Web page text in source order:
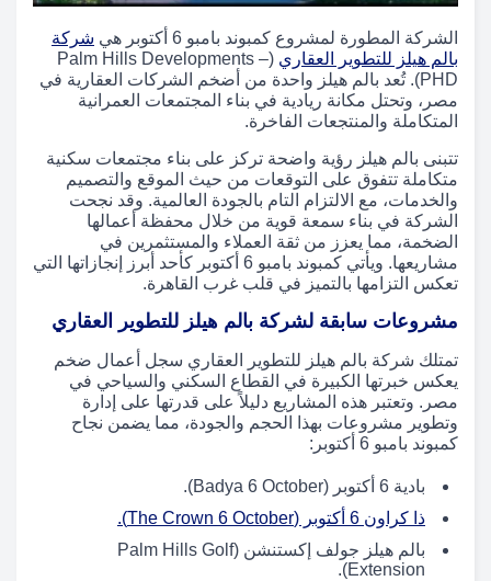
الشركة المطورة لمشروع كمبوند بامبو 6 أكتوبر هي
شركة
بالم هيلز للتطوير العقاري (Palm Hills Developments –
PHD). تُعد بالم هيلز واحدة من أضخم الشركات العقارية في
مصر، وتحتل مكانة ريادية في بناء المجتمعات العمرانية
المتكاملة والمنتجعات الفاخرة.
تتبنى بالم هيلز رؤية واضحة تركز على بناء مجتمعات سكنية
متكاملة تتفوق على التوقعات من حيث الموقع والتصميم
والخدمات، مع الالتزام التام بالجودة العالمية. وقد نجحت
الشركة في بناء سمعة قوية من خلال محفظة أعمالها
الضخمة، مما يعزز من ثقة العملاء والمستثمرين في
مشاريعها. ويأتي كمبوند بامبو 6 أكتوبر كأحد أبرز إنجازاتها التي
تعكس التزامها بالتميز في قلب غرب القاهرة.
مشروعات سابقة لشركة بالم هيلز للتطوير العقاري
تمتلك شركة بالم هيلز للتطوير العقاري سجل أعمال ضخم
يعكس خبرتها الكبيرة في القطاع السكني والسياحي في
مصر. وتعتبر هذه المشاريع دليلاً على قدرتها على إدارة
وتطوير مشروعات بهذا الحجم والجودة، مما يضمن نجاح
كمبوند بامبو 6 أكتوبر:
بادية 6 أكتوبر (Badya 6 October).
ذا كراون 6 أكتوبر (The Crown 6 October).
بالم هيلز جولف إكستنشن (Palm Hills Golf
Extension).